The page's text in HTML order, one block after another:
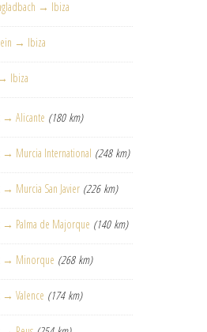
→ Ibiza
→ Ibiza
Ibiza
→ Alicante (180 km)
→ Murcia International (248 km)
→ Murcia San Javier (226 km)
→ Palma de Majorque (140 km)
→ Minorque (268 km)
→ Valence (174 km)